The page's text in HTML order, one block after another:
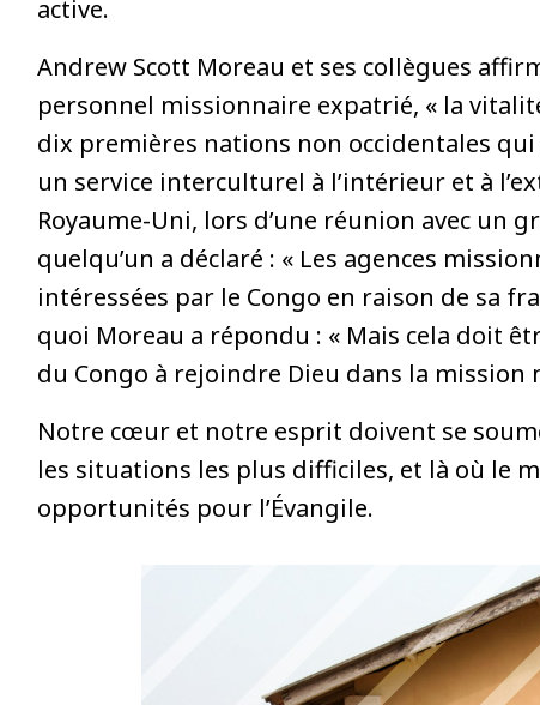
active.
Andrew Scott Moreau et ses collègues
personnel missionnaire expatrié, « la
dix premières nations non occidentales
un service interculturel à l’intérieur et à
Royaume-Uni, lors d’une réunion avec un
quelqu’un a déclaré : « Les agences
intéressées par le Congo en raison de sa
quoi Moreau a répondu : « Mais cela doit
du Congo à rejoindre Dieu dans la mission
Notre cœur et notre esprit doivent se
les situations les plus difficiles, et là où le
opportunités pour l’Évangile.